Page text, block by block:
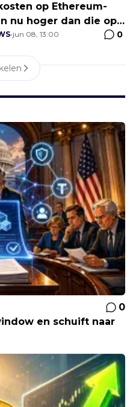
op Ethereum-
nu hoger dan die op
netwerk
•jun 08, 13:00 0
0
en schuift naar